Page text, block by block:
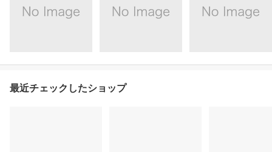
最近チェックしたショップ